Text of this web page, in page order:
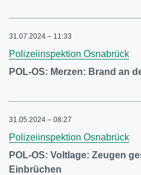
31.07.2024 – 11:33
Polizeiinspektion Osnabrück
POL-OS: Merzen: Brand an
31.05.2024 – 08:27
Polizeiinspektion Osnabrück
POL-OS: Voltlage: Zeugen
Einbrüchen